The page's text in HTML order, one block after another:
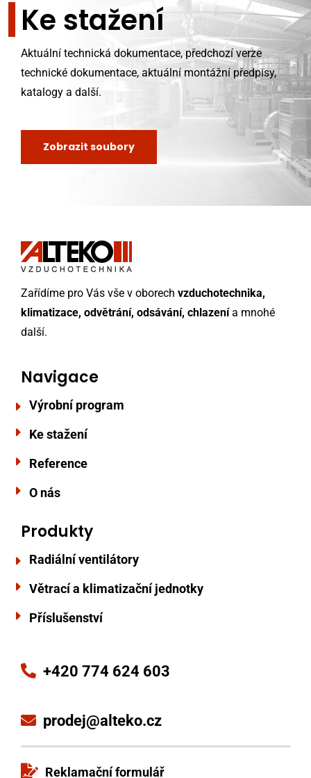
Ke stažení
Aktuální technická dokumentace, předchozí verze
technické dokumentace, aktuální montážní předpisy,
katalogy a další.
Zobrazit soubory
Zařídíme pro Vás vše v oborech vzduchotechnika,
klimatizace, odvětrání, odsávání, chlazenía mnohé
další.
Navigace
Výrobní program
Ke stažení
Reference
O nás
Produkty
Radiální ventilátory
Větrací a klimatizační jednotky
Příslušenství
+420 774 624 603
prodej@alteko.cz
Reklamační formulář